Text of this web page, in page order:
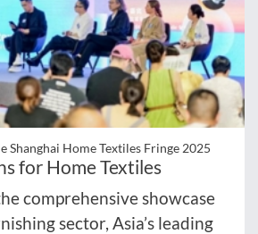
Shanghai Home Textiles Fringe 2025
for Home Textiles
comprehensive showcase
sector, Asia’s leading